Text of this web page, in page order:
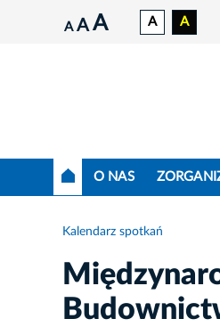
A A A A A
O NAS
Kalendarz spotkań